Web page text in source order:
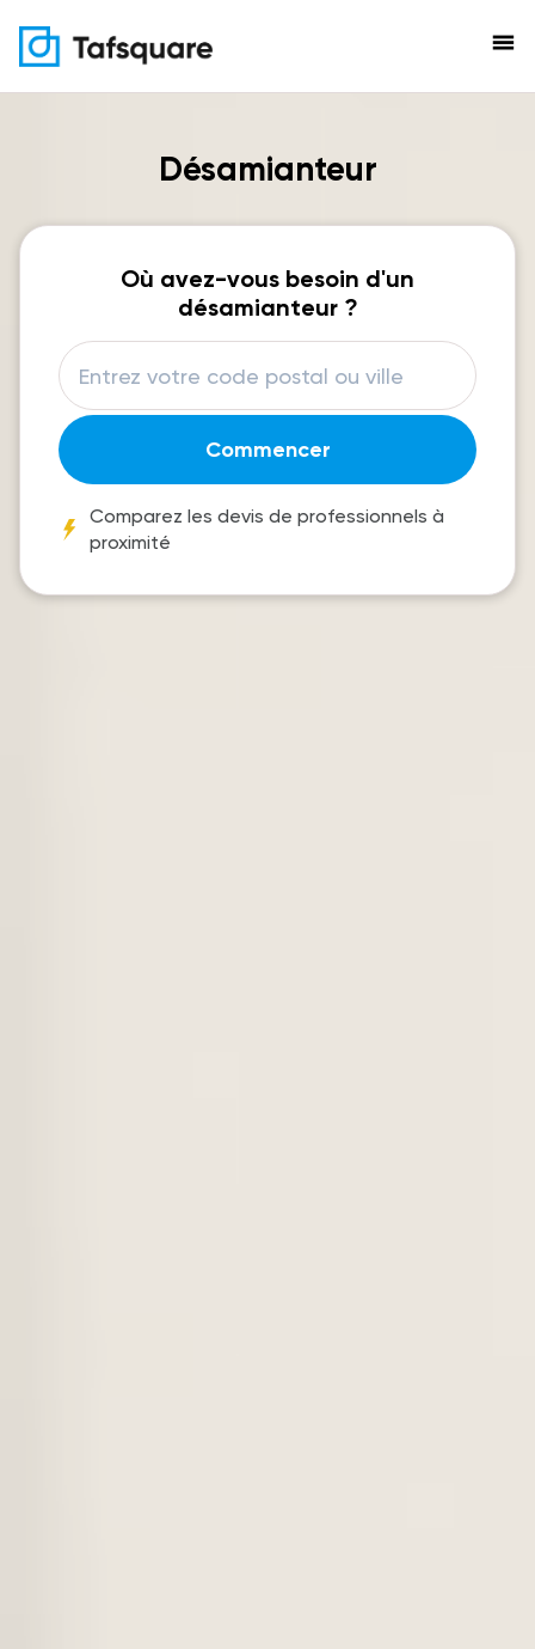
menu
Désamianteur
Où avez-vous besoin d'un
désamianteur ?
Commencer
Comparez les devis de professionnels à
proximité